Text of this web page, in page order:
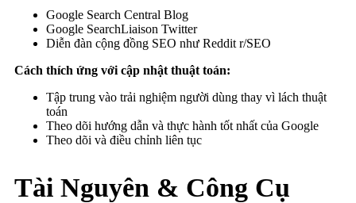
Google Search Central Blog
Google SearchLiaison Twitter
Diễn đàn cộng đồng SEO như Reddit r/SEO
Cách thích ứng với cập nhật thuật toán:
Tập trung vào trải nghiệm người dùng thay vì lách thuật
toán
Theo dõi hướng dẫn và thực hành tốt nhất của Google
Theo dõi và điều chỉnh liên tục
Tài Nguyên & Công Cụ